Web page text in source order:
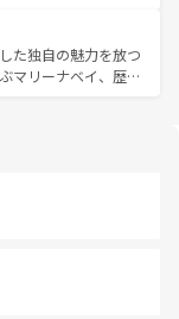
節にも異なる楽しみ
々、仏教を中心とし
れる旅人を魅了し続
光スポットが密集し
も魅力。息をのむよ
を存分に楽しみ尽く
た独自の魅力を放つ
マリーナベイ、歴史
る外せないスポット